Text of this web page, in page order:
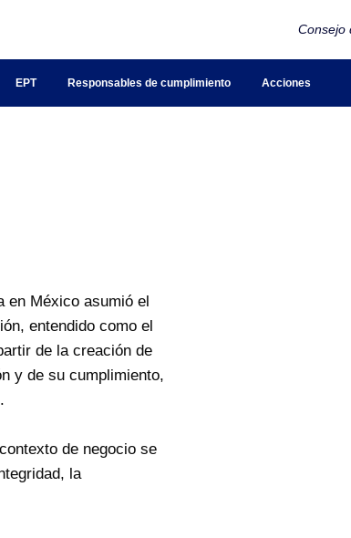
Consejo
EPT Responsables de cumplimiento Acciones
en México asumió el
entendido como el
de la creación de
y de su cumplimiento,
de negocio se
la